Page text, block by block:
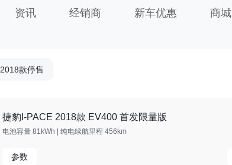
资讯 经销商 新车优惠 商城
2018款停售
捷豹I-PACE 2018款 EV400 首发限量版
电池容量 81kWh | 纯电续航里程 456km
参数